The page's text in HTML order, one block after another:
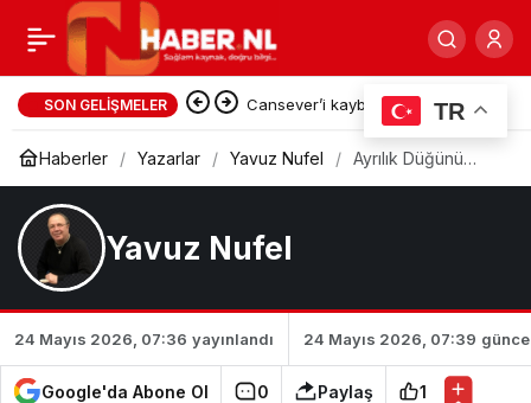
SON GELIŞMELER
Cansever’i kaybettik…
Haberler Yazarlar Yavuz Nufel
Ayrılık Düğünü
Yavuz Nufel
24 Mayıs 2026, 07:36 yayınlandı 24 Mayıs 2026, 07:39
Google'da Abone Ol 0 Paylaş 1
İçi dışı bir olmak mı? 0 Paylaş
TR